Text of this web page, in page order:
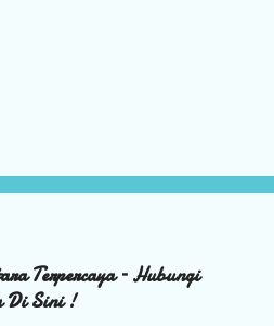
Terpercaya – Hubungi
Di Sini !